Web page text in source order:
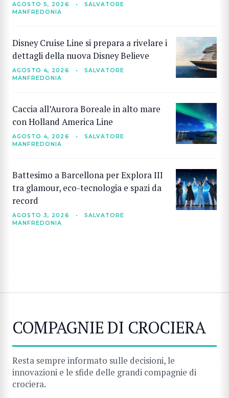
AGOSTO 5, 2026 •
SALVATORE
MANFREDONIA
Disney Cruise Line si prepara a rivelare i
dettagli della nuova Disney Believe
AGOSTO 4, 2026 •
SALVATORE
MANFREDONIA
Caccia all’Aurora Boreale in alto mare
con Holland America Line
AGOSTO 4, 2026 •
SALVATORE
MANFREDONIA
Battesimo a Barcellona per Explora III
tra glamour, eco-tecnologia e spazi da
record
AGOSTO 3, 2026 •
SALVATORE
MANFREDONIA
COMPAGNIE DI CROCIERA
Resta sempre informato sulle decisioni, le
innovazioni e le sfide delle grandi compagnie di
crociera.